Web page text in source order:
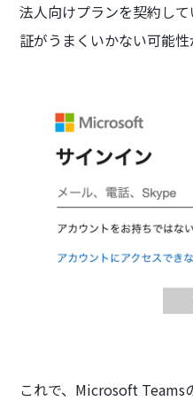
法人向けプランを契約し
証がうまくいかない可能
これで、Microsoft Teams